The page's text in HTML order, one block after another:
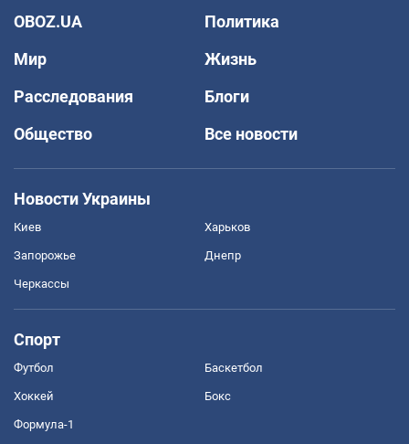
OBOZ.UA
Политика
Мир
Жизнь
Расследования
Блоги
Общество
Все новости
Новости Украины
Киев Харьков
Запорожье Днепр
Черкассы
Спорт
Футбол Баскетбол
Хоккей Бокс
Формула-1